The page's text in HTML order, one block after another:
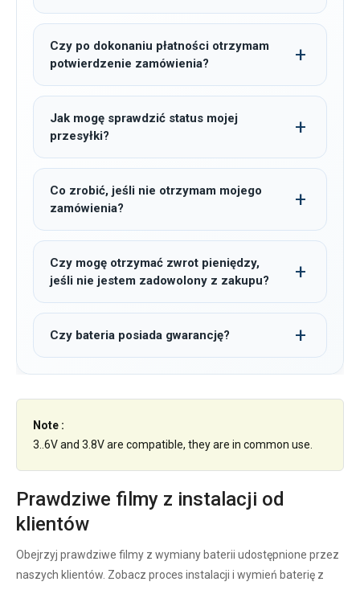
Czy po dokonaniu płatności otrzymam
potwierdzenie zamówienia?
Jak mogę sprawdzić status mojej
przesyłki?
Co zrobić, jeśli nie otrzymam mojego
zamówienia?
Czy mogę otrzymać zwrot pieniędzy,
jeśli nie jestem zadowolony z zakupu?
Czy bateria posiada gwarancję?
Note :
3..6V and 3.8V are compatible, they are in common use.
Prawdziwe filmy z instalacji od
klientów
Obejrzyj prawdziwe filmy z wymiany baterii udostępnione przez
naszych klientów. Zobacz proces instalacji i wymień baterię z